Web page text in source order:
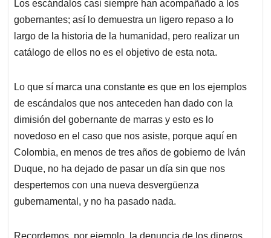
s
A
p
p
b
o
o
k
e
d
I
n
l
a
d
s
Los escándalos casi siempre han acompañado a los
gobernantes; así lo demuestra un ligero repaso a lo
largo de la historia de la humanidad, pero realizar un
catálogo de ellos no es el objetivo de esta nota.
Lo que sí marca una constante es que en los ejemplos
de escándalos que nos anteceden han dado con la
dimisión del gobernante de marras y esto es lo
novedoso en el caso que nos asiste, porque aquí en
Colombia, en menos de tres años de gobierno de Iván
Duque, no ha dejado de pasar un día sin que nos
despertemos con una nueva desvergüenza
gubernamental, y no ha pasado nada.